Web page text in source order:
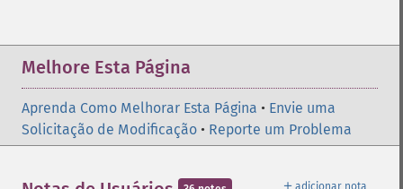
Melhore Esta Página
Aprenda Como Melhorar Esta Página • Envie uma
Solicitação de Modificação • Reporte um Problema
＋ adicionar nota